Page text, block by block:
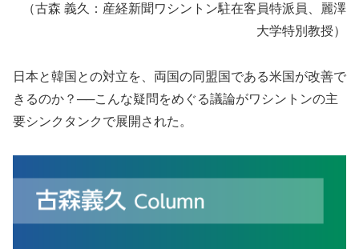
（古森 義久：産経新聞ワシントン駐在客員特派員、麗澤
大学特別教授）
日本と韓国との対立を、両国の同盟国である米国が改善で
きるのか？──こんな疑問をめぐる議論がワシントンの主
要シンクタンクで展開された。